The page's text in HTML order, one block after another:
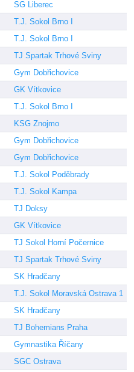
SG Liberec
T.J. Sokol Brno I
T.J. Sokol Brno I
TJ Spartak Trhové Sviny
Gym Dobřichovice
GK Vítkovice
T.J. Sokol Brno I
KSG Znojmo
Gym Dobřichovice
Gym Dobřichovice
T.J. Sokol Poděbrady
T.J. Sokol Kampa
TJ Doksy
GK Vítkovice
TJ Sokol Horní Počernice
TJ Spartak Trhové Sviny
SK Hradčany
T.J. Sokol Moravská Ostrava 1
SK Hradčany
TJ Bohemians Praha
Gymnastika Říčany
SGC Ostrava